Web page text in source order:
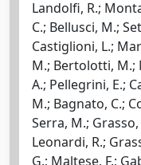
Landolfi, R.;
C.; Bellusci, M.;
Castiglioni, L.;
M.; Bertolotti, M.;
A.; Pellegrini, E.;
M.; Bagnato, C.;
Serra, M.; Grasso,
Leonardi, R.;
G.; Maltese, F.;